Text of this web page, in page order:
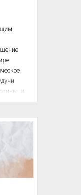
и
факт,
лишь то,
Эрих